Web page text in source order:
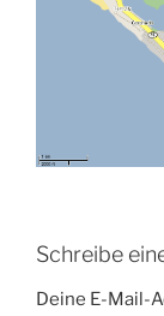
Schreibe
Deine E-Mail-